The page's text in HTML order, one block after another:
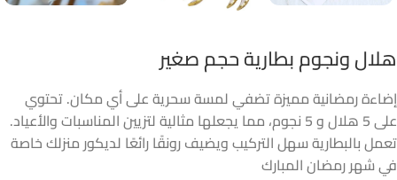
هلال ونجوم بطارية حجم صغير
إضاءة رمضانية مميزة تضفي لمسة سحرية على أي مكان. تحتوي
على 5 هلال و 5 نجوم، مما يجعلها مثالية لتزيين المناسبات والأعياد.
تعمل بالبطارية سهل التركيب ويضيف رونقًا رائعًا لديكور منزلك خاصة
في شهر رمضان المبارك